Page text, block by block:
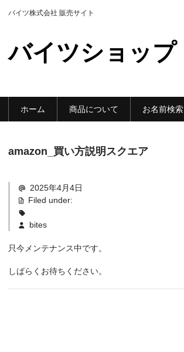
バイツ株式会社 販売サイト
バイツショップ
ホーム 商品について お名前検索
amazon_買い方説明スクエア
2025年4月4日
Filed under:
bites
只今メンテナンス中です。
しばらくお待ちください。